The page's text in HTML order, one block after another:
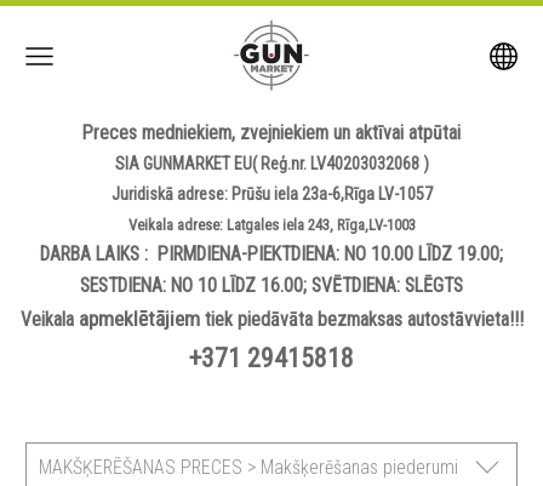
Preces medniekiem, zvejniekiem un aktīvai atpūtai
SIA GUNMARKET EU( Reģ.nr. LV40203032068 )
Juridiskā adrese: Prūšu iela 23a-6,Rīga LV-1057
Veikala adrese: Latgales iela 243, Rīga,LV-1003
DARBA LAIKS : PIRMDIENA-PIEKTDIENA: NO 10.00 LĪDZ 19.00;
SESTDIENA: NO 10 LĪDZ 16.00; SVĒTDIENA: SLĒGTS
Veikala apmeklētājiemtiek piedāvāta bezmaksas autostāvvieta!!!
+371 29415818
MAKŠĶERĒŠANAS PRECES > Makšķerēšanas piederumi